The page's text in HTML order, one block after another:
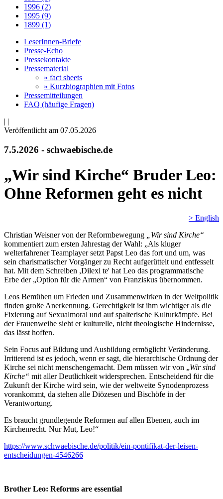
1996 (2)
1995 (9)
1899 (1)
LeserInnen-Briefe
Presse-Echo
Pressekontakte
Pressematerial
» fact sheets
» Kurzbiographien mit Fotos
Pressemitteilungen
FAQ (häufige Fragen)
| |
Veröffentlicht am 07­.05.2026
7.5.2026 - schwaebische.de
„Wir sind Kirche“ Bruder Leo:
Ohne Reformen geht es nicht
> English
Christian Weisner von der Reformbewegung
„Wir sind Kirche“
kommentiert zum ersten Jahrestag der Wahl: „Als kluger
welterfahrener Teamplayer setzt Papst Leo das fort und um, was
sein charismatischer Vorgänger zu Recht aufgerüttelt und entfesselt
hat. Mit dem Schreiben ,Dilexi te' hat Leo das programmatische
Erbe der „Option für die Armen“ von Franziskus übernommen.
Leos Bemühen um Frieden und Zusammenwirken in der Weltpolitik
finden große Anerkennung. Gerechtigkeit ist ihm wichtiger als die
Fixierung auf Sexualmoral und auf spalterische Kulturkämpfe. Bei
der Frauenweihe sieht er kulturelle, nicht theologische Hindernisse,
das lässt hoffen.
Sein Focus auf Bildung und Ausbildung ermöglicht Veränderung.
Irritierend ist es jedoch, wenn er sagt, die hierarchische Ordnung der
Kirche sei nicht menschengemacht. Dem müssen wir von „Wir sind
Kirche“ mit aller Deutlichkeit widersprechen. Entscheidend für die
Zukunft der Kirche wird sein, wie der weltweite Synodenprozess
vorankommt, da stehen alle Diözesen und Bischöfe in der
Verantwortung.
Es braucht grundlegende Reformen auf allen Ebenen, auch im
Kirchenrecht. Nur Mut, Leo!“
https://www.schwaebische.de/politik/ein-pontifikat-der-leisen-
entscheidungen-4546266
Brother Leo: Reforms are essential